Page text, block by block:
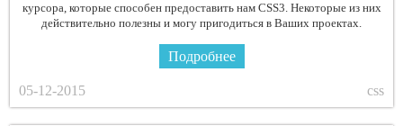
курсора, которые способен предоставить нам CSS3. Некоторые из них
действительно полезны и могу пригодиться в Ваших проектах.
Подробнее
05-12-2015 css